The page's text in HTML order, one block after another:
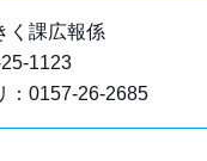
く課広報係
1123
：0157-26-2685